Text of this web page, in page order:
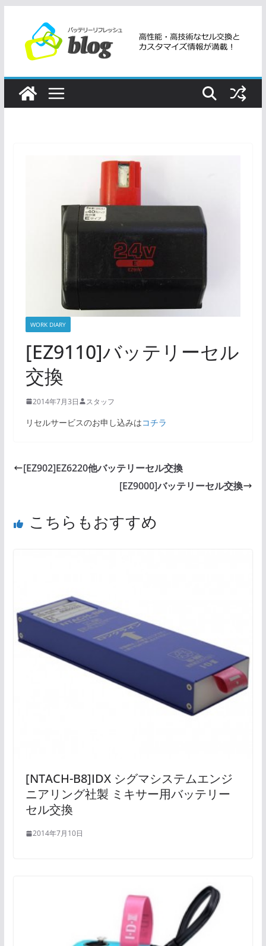
ツ
WORK DIARY
[EZ9110]バッテリーセル
交換
2014年7月3日 スタッフ
リセルサービスのお申し込みはコチラ
[EZ902]EZ6220他バッテリーセル交換
[EZ9000]バッテリーセル交換
こちらもおすすめ
[NTACH-B8]IDX シグマシステムエンジ
ニアリング社製 ミキサー用バッテリー
セル交換
2014年7月10日